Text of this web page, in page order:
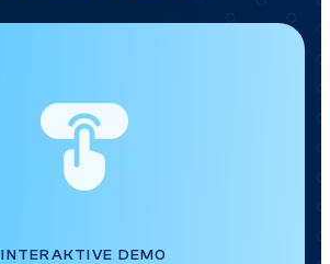
INTERAKTIVE DEMO